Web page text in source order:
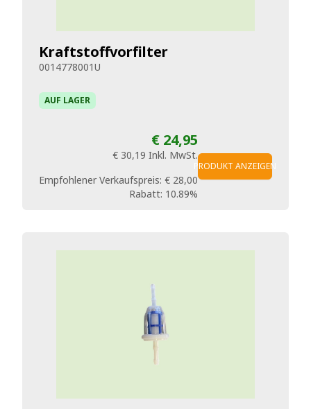
Kraftstoffvorfilter
0014778001U
AUF LAGER
€ 24,95
€ 30,19 Inkl. MwSt.
Empfohlener Verkaufspreis: € 28,00
Rabatt: 10.89%
PRODUKT ANZEIGEN